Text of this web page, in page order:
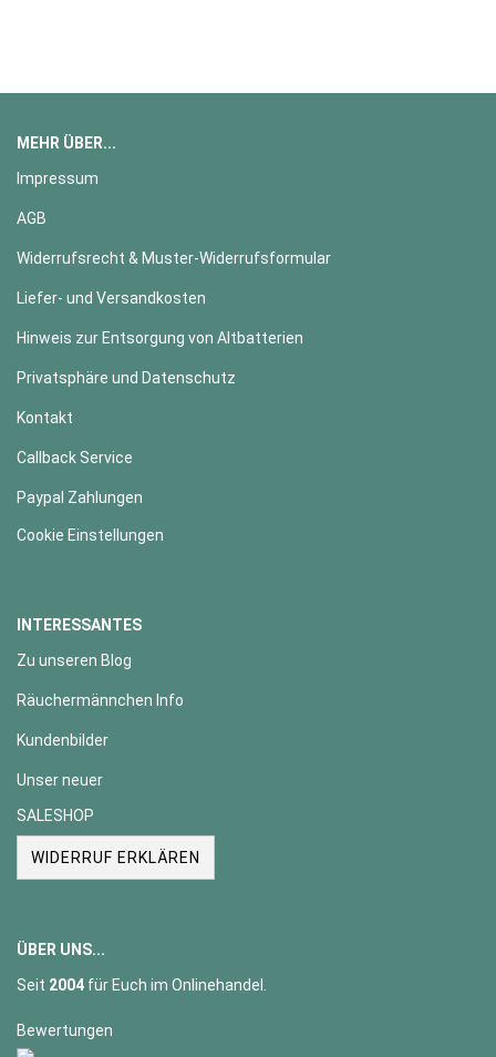
MEHR ÜBER...
Impressum
AGB
Widerrufsrecht & Muster-Widerrufsformular
Liefer- und Versandkosten
Hinweis zur Entsorgung von Altbatterien
Privatsphäre und Datenschutz
Kontakt
Callback Service
Paypal Zahlungen
Cookie Einstellungen
INTERESSANTES
Zu unseren Blog
Räuchermännchen Info
Kundenbilder
Unser neuer
SALESHOP
WIDERRUF ERKLÄREN
ÜBER UNS...
Seit 2004 für Euch im Onlinehandel.
Bewertungen